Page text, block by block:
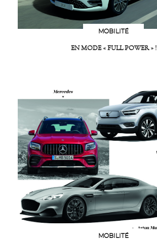
MOBILITÉ
EN MODE « FULL POWER » !
MOBILITÉ